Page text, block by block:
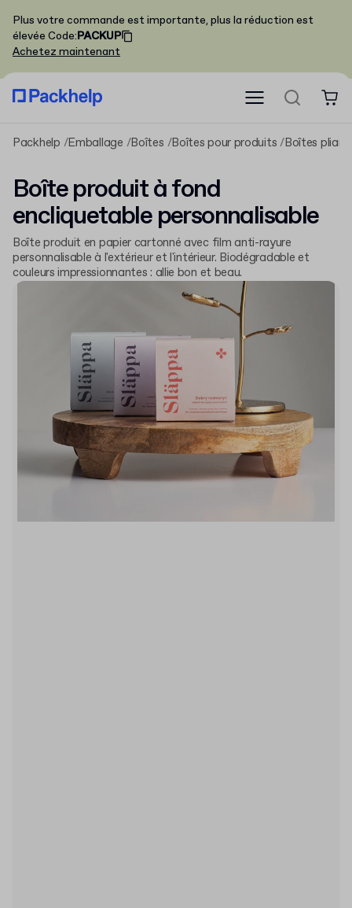
Plus votre commande est importante, plus la réduction est
élevée Code:PACKUP
Achetez maintenant
Packhelp Emballage Boîtes Boîtes pour produits Boîtes
Boîte produit à fond
encliquetable personnalisable
Boîte produit en papier cartonné avec film anti-rayure
personnalisable à l'extérieur et l'intérieur. Biodégradable et
couleurs impressionnantes : allie bon et beau.